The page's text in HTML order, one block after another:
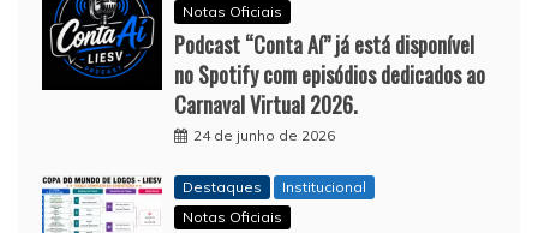
Notas Oficiais
Podcast “Conta Aí” já está disponível
no Spotify com episódios dedicados ao
Carnaval Virtual 2026.
24 de junho de 2026
Destaques
Institucional
Notas Oficiais